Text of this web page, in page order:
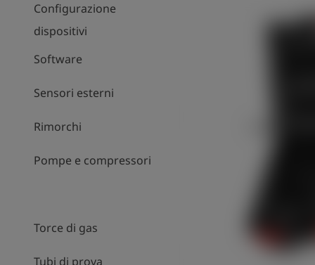
Configurazione
dispositivi
Software
Sensori esterni
Rimorchi
Pompe e compressori
Torce di gas
Tubi di prova